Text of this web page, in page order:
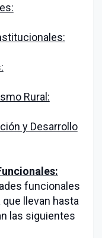
Rural:
y Desarrollo
funcionales
llevan hasta
las siguientes